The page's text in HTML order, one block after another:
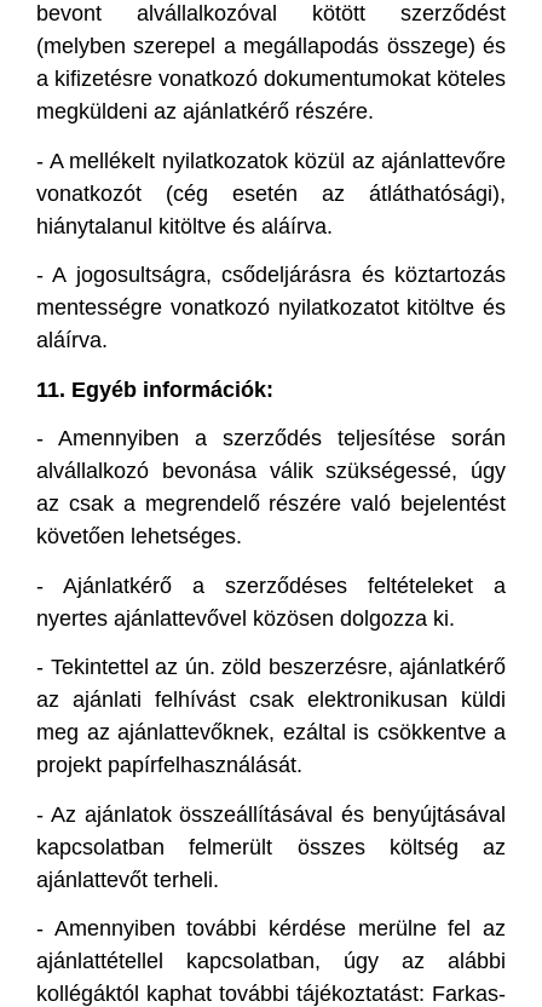
bevont alvállalkozóval kötött szerződést
(melyben szerepel a megállapodás összege) és
a kifizetésre vonatkozó dokumentumokat köteles
megküldeni az ajánlatkérő részére.
- A mellékelt nyilatkozatok közül az ajánlattevőre
vonatkozót (cég esetén az átláthatósági),
hiánytalanul kitöltve és aláírva.
-A jogosultságra, csődeljárásra és köztartozás
mentességre vonatkozó nyilatkozatot kitöltve és
aláírva.
11. Egyéb információk:
- Amennyiben a szerződés teljesítése során
alvállalkozó bevonása válik szükségessé, úgy
az csak a megrendelő részére való bejelentést
követően lehetséges.
- Ajánlatkérő a szerződéses feltételeket a
nyertes ajánlattevővel közösen dolgozza ki.
- Tekintettel az ún. zöld beszerzésre, ajánlatkérő
az ajánlati felhívást csak elektronikusan küldi
meg az ajánlattevőknek, ezáltal is csökkentve a
projekt papírfelhasználását.
- Az ajánlatok összeállításával és benyújtásával
kapcsolatban felmerült összes költség az
ajánlattevőt terheli.
- Amennyiben további kérdése merülne fel az
ajánlattétellel kapcsolatban, úgy az alábbi
kollégáktól kaphat további tájékoztatást: Farkas-